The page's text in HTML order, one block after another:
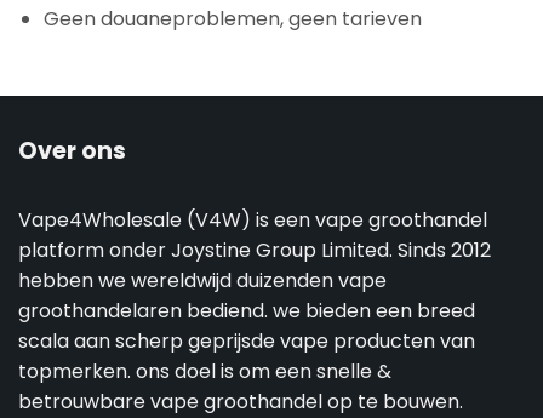
Geen douaneproblemen, geen tarieven
Over ons
Vape4Wholesale (V4W) is een vape groothandel
platform onder Joystine Group Limited. Sinds 2012
hebben we wereldwijd duizenden vape
groothandelaren bediend. we bieden een breed
scala aan scherp geprijsde vape producten van
topmerken. ons doel is om een snelle &
betrouwbare vape groothandel op te bouwen.